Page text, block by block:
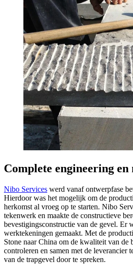
Complete engineering en
Nibo Services werd vanaf ontwerpfase
Hierdoor was het mogelijk om de
herkomst al vroeg op te starten. Nibo
tekenwerk en maakte de constructieve
bevestigingsconstructie van de gevel. Er
werktekeningen gemaakt. Met de
Stone naar China om de kwaliteit van de
controleren en samen met de leverancier
van de trapgevel door te spreken.